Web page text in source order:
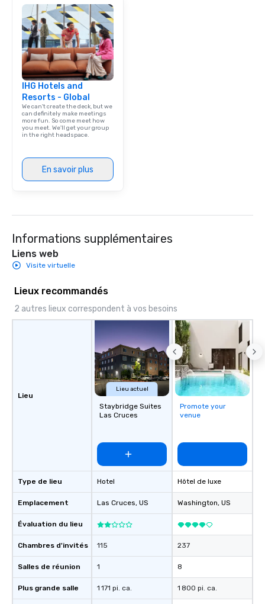
IHG Hotels and
Resorts - Global
We can't create the deck, but we
can definitely make meetings
more fun. So come meet how
you meet. We'll get your group
in the right headspace.
En savoir plus
Informations supplémentaires
Liens web
Visite virtuelle
Lieux recommandés
2 autres lieux correspondent à vos besoins
Lieu
Type de lieu
Emplacement
Évaluation du lieu
Chambres d'invités
Salles de réunion
Plus grande salle
Lieu actuel
Staybridge Suites
Las Cruces
Hotel
Las Cruces, US
115
1
1 171 pi. ca.
Promote your
venue
Hôtel de luxe
Washington, US
237
8
1 800 pi. ca.